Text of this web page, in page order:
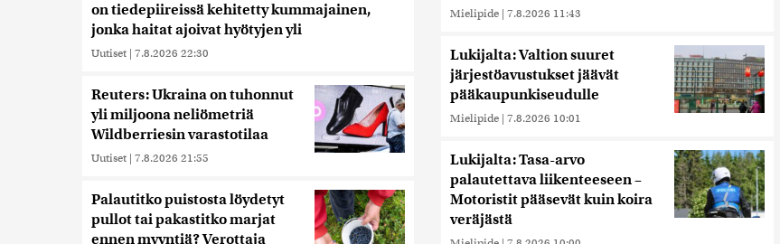
on tiedepiireissä kehitetty kummajainen,
jonka haitat ajoivat hyötyjen yli
Uutiset | 7.8.2026 22:30
Reuters: Ukraina on tuhonnut
yli miljoona neliömetriä
Wildberriesin varastotilaa
Uutiset | 7.8.2026 21:55
Palautitko puistosta löydetyt
pullot tai pakastitko marjat
ennen myyntiä? Verottaja
Mielipide | 7.8.2026 11:43
Lukijalta: Valtion suuret
järjestöavustukset jäävät
pääkaupunkiseudulle
Mielipide | 7.8.2026 10:01
Lukijalta: Tasa-arvo
palautettava liikenteeseen –
Motoristit pääsevät kuin koira
veräjästä